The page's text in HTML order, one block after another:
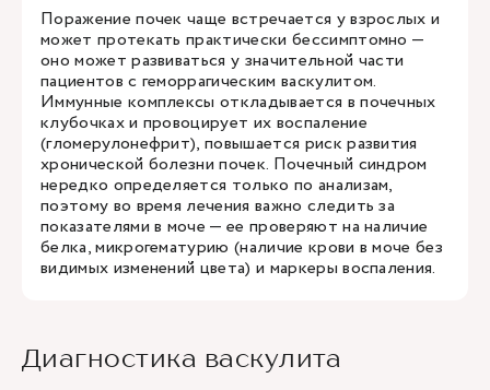
Поражение почек чаще встречается у взрослых и
может протекать практически бессимптомно —
оно может развиваться у значительной части
пациентов с геморрагическим васкулитом.
Иммунные комплексы откладывается в почечных
клубочках и провоцирует их воспаление
(гломерулонефрит), повышается риск развития
хронической болезни почек. Почечный синдром
нередко определяется только по анализам,
поэтому во время лечения важно следить за
показателями в моче — ее проверяют на наличие
белка, микрогематурию (наличие крови в моче без
видимых изменений цвета) и маркеры воспаления.
Диагностика васкулита